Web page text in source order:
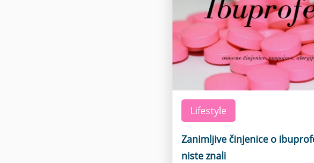
Lifestyle
Zanimljive činjenice o
niste znali